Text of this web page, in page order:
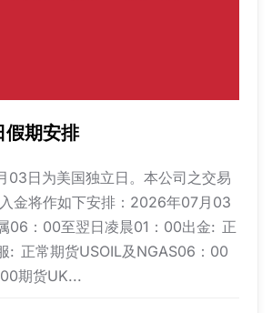
假期安排
03日为美国独立日。本公司之交易
金将作如下安排：2026年07月03
06：00至翌日凌晨01：00出金: 正
: 正常期货USOIL及NGAS06：00
期货UK...